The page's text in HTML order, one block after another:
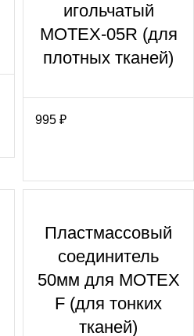
игольчатый
MOTEX-05R (для
плотных тканей)
995 ₽
Пластмассовый
соединитель
50мм для MOTEX
F (для тонких
тканей)